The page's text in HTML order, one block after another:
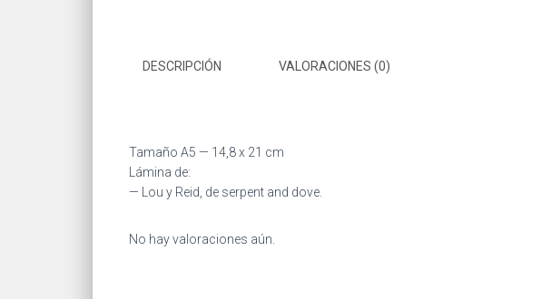
DESCRIPCIÓN VALORACIONES (0)
Tamaño A5 — 14,8 x 21 cm
Lámina de:
— Lou y Reid, de serpent and dove.
No hay valoraciones aún.